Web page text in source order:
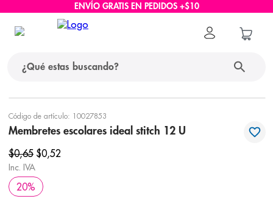
ENVÍO GRATIS EN PEDIDOS +$10
Código de artículo: 10027853
Membretes escolares ideal stitch 12 U
$0,65 $0,52
Inc. IVA
20%
1. protector solar
2. pañales
3. eucerin